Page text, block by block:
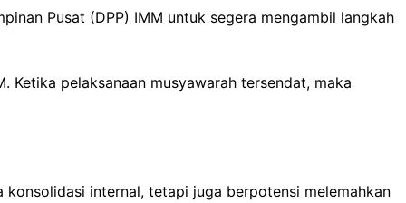
Pusat (DPP) IMM untuk segera mengambil langkah
Ketika pelaksanaan musyawarah tersendat, maka
internal, tetapi juga berpotensi melemahkan